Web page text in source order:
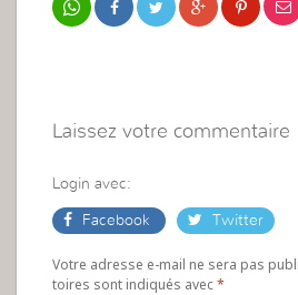
Laissez votre commentaire
Login avec:
Facebook Twitter
Votre adresse e-mail ne sera pas
toires sont indiqués avec*